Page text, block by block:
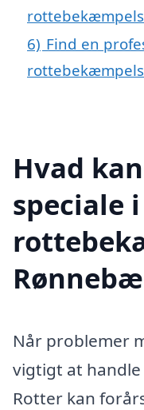
6) Find en
Hvad
speciale i
Når problemer
vigtigt at
Rotter kan